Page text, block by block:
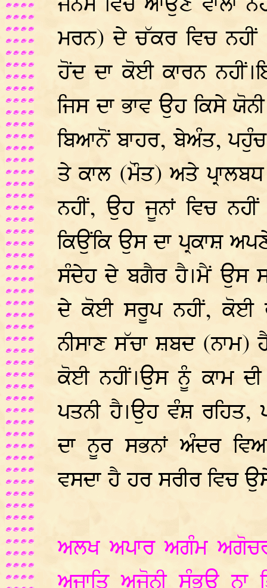
ਮਰਨ) ਦੇ ਚੱਕਰ ਵਿਚ ਨਹੀਂ
ਹੋਂਦ ਦਾ ਕੋਈ ਕਾਰਨ
ਜਿਸ ਦਾ ਭਾਵ ਉਹ ਕਿਸੇ
ਬਿਆਨੋਂ ਬਾਹਰ, ਬੇਅੰਤ,
ਤੇ ਕਾਲ (ਮੌਤ) ਅਤੇ
ਨਹੀਂ, ਉਹ ਜੂਨਾਂ ਵਿਚ
ਕਿਉਂਕਿ ਉਸ ਦਾ
ਸੰਦੇਹ ਦੇ ਬਗੈਰ ਹੈ।ਮੈਂ ਉਸ
ਦੇ ਕੋਈ ਸਰੂਪ ਨਹੀਂ, ਕੋਈ
ਨੀਸਾਣ ਸੱਚਾ ਸ਼ਬਦ (ਨਾਮ)
ਕੋਈ ਨਹੀਂ।ਉਸ ਨੂੰ ਕਾਮ
ਪਤਨੀ ਹੈ।ਉਹ ਵੰਸ਼ ਰਹਿਤ,
ਦਾ ਨੂਰ ਸਭਨਾਂ ਅੰਦਰ
ਵਸਦਾ ਹੈ ਹਰ ਸਰੀਰ ਵਿਚ
ਅਲਖ ਅਪਾਰ ਅਗੰਮ ਅਗੋਚਰ